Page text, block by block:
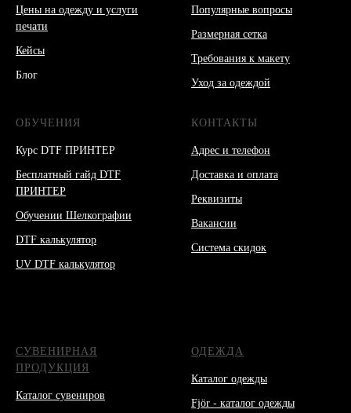
Цены на одежду и услуги
печати
Кейсы
Блог
Популярные вопросы
Размерная сетка
Требования к макету
Уход за одеждой
ОБУЧЕНИЯ
Курс DTF ПРИНТЕР
Бесплатный гайд DTF
ПРИНТЕР
Обучении Шелкографии
DTF калькулятор
UV DTF калькулятор
КОНТАКТЫ
Адрес и телефон
Доставка и оплата
Реквизиты
Вакансии
Система скидок
СУВЕНИРНАЯ
ПРОДУКЦИЯ
Каталог сувениров
ОДЕЖДА
Каталог одежды
Fjör - каталог одежды